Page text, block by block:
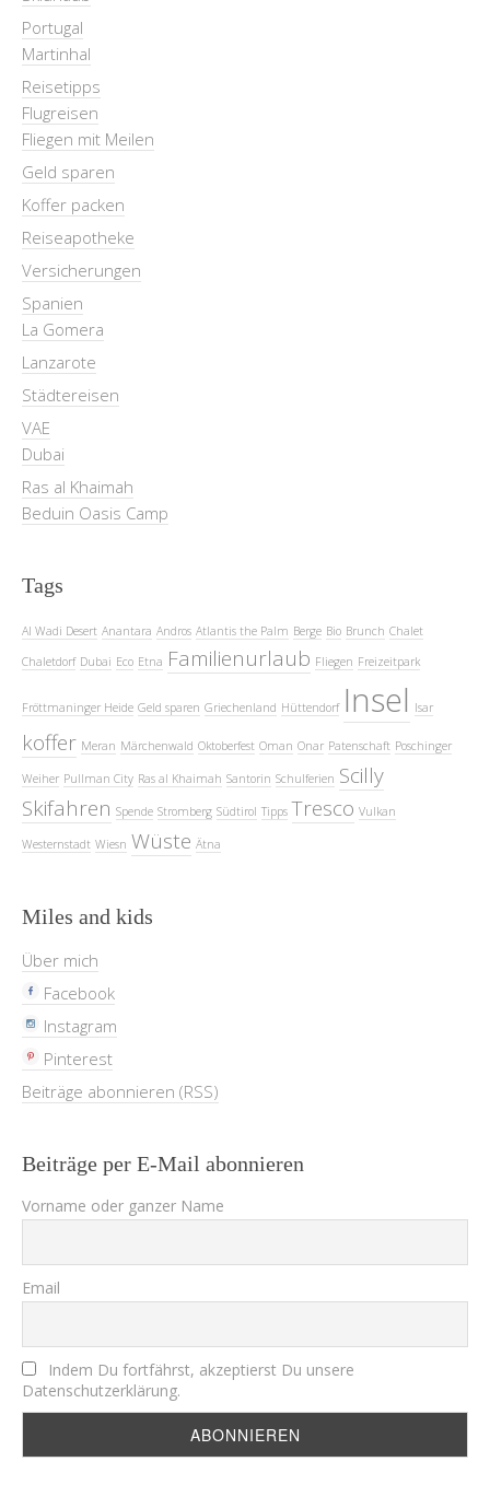
Portugal
Martinhal
Reisetipps
Flugreisen
Fliegen mit Meilen
Geld sparen
Koffer packen
Reiseapotheke
Versicherungen
Spanien
La Gomera
Lanzarote
Städtereisen
VAE
Dubai
Ras al Khaimah
Beduin Oasis Camp
Tags
Al Wadi Desert Anantara Andros Atlantis the Palm Berge Bio Brunch Chalet
Chaletdorf Dubai Eco Etna Familienurlaub Fliegen Freizeitpark
Fröttmaninger Heide Geld sparen Griechenland Hüttendorf Insel Isar
koffer Meran Märchenwald Oktoberfest Oman Onar Patenschaft Poschinger
Weiher Pullman City Ras al Khaimah Santorin Schulferien Scilly
Skifahren Spende Stromberg Südtirol Tipps Tresco Vulkan
Westernstadt Wiesn Wüste Ätna
Miles and kids
Über mich
Facebook
Instagram
Pinterest
Beiträge abonnieren (RSS)
Beiträge per E-Mail abonnieren
Vorname oder ganzer Name
Email
Indem Du fortfährst, akzeptierst Du unsere
Datenschutzerklärung.